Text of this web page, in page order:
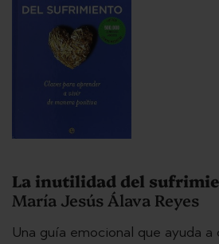
La inutilidad del
María Jesús Álava Reyes
Una guía emocional que ayuda